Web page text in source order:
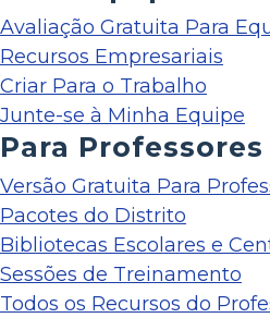
Avaliação Gratuita Para
Recursos Empresariais
Criar Para o Trabalho
Junte-se à Minha Equipe
Para Professores
Versão Gratuita Para
Pacotes do Distrito
Bibliotecas Escolares e
Sessões de Treinamento
Todos os Recursos do